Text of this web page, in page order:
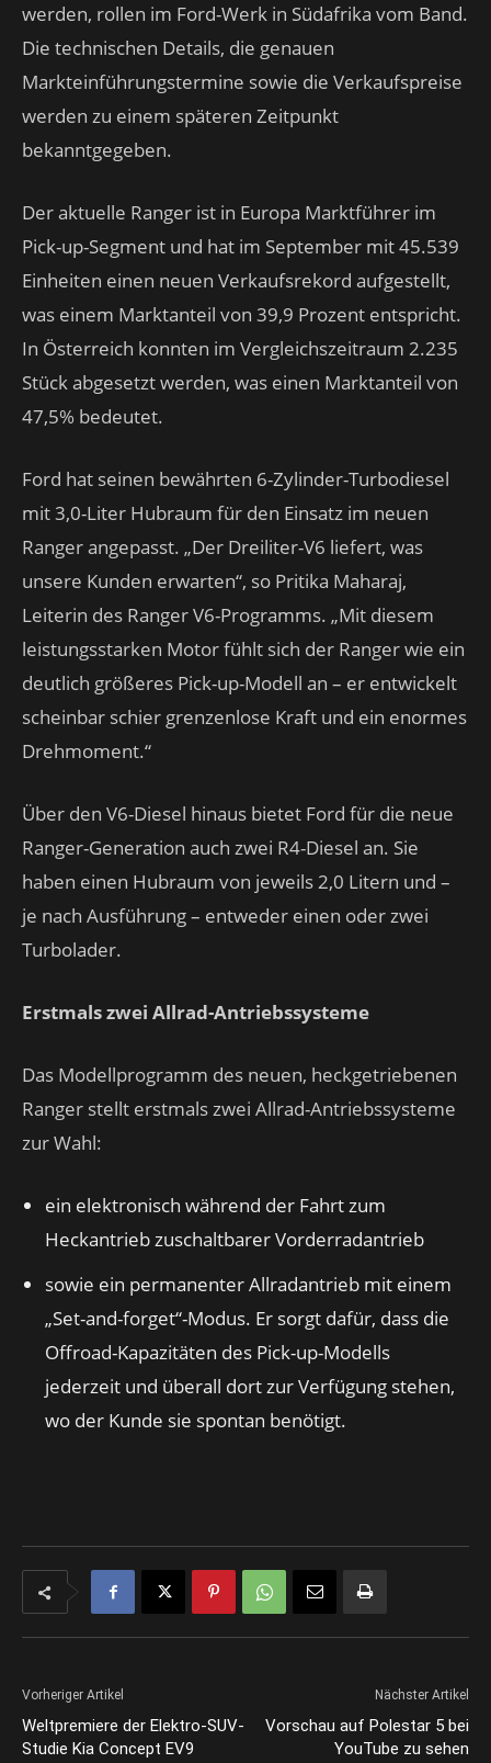
werden, rollen im Ford-Werk in Südafrika vom Band.
Die technischen Details, die genauen
Markteinführungstermine sowie die Verkaufspreise
werden zu einem späteren Zeitpunkt
bekanntgegeben.
Der aktuelle Ranger ist in Europa Marktführer im
Pick-up-Segment und hat im September mit 45.539
Einheiten einen neuen Verkaufsrekord aufgestellt,
was einem Marktanteil von 39,9 Prozent entspricht.
In Österreich konnten im Vergleichszeitraum 2.235
Stück abgesetzt werden, was einen Marktanteil von
47,5% bedeutet.
Ford hat seinen bewährten 6-Zylinder-Turbodiesel
mit 3,0-Liter Hubraum für den Einsatz im neuen
Ranger angepasst. „Der Dreiliter-V6 liefert, was
unsere Kunden erwarten“, so Pritika Maharaj,
Leiterin des Ranger V6-Programms. „Mit diesem
leistungsstarken Motor fühlt sich der Ranger wie ein
deutlich größeres Pick-up-Modell an – er entwickelt
scheinbar schier grenzenlose Kraft und ein enormes
Drehmoment.“
Über den V6-Diesel hinaus bietet Ford für die neue
Ranger-Generation auch zwei R4-Diesel an. Sie
haben einen Hubraum von jeweils 2,0 Litern und –
je nach Ausführung – entweder einen oder zwei
Turbolader.
Erstmals zwei Allrad-Antriebssysteme
Das Modellprogramm des neuen, heckgetriebenen
Ranger stellt erstmals zwei Allrad-Antriebssysteme
zur Wahl:
ein elektronisch während der Fahrt zum
Heckantrieb zuschaltbarer Vorderradantrieb
sowie ein permanenter Allradantrieb mit einem
„Set-and-forget“-Modus. Er sorgt dafür, dass die
Offroad-Kapazitäten des Pick-up-Modells
jederzeit und überall dort zur Verfügung stehen,
wo der Kunde sie spontan benötigt.
Vorheriger Artikel
Weltpremiere der Elektro-SUV-
Studie Kia Concept EV9
Nächster Artikel
Vorschau auf Polestar 5 bei
YouTube zu sehen